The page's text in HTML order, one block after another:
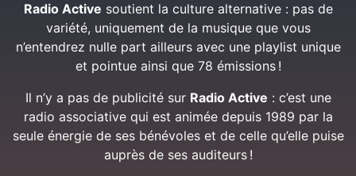
Radio Active soutient la culture alternative : pas de
variété, uniquement de la musique que vous
n’entendrez nulle part ailleurs avec une playlist unique
et pointue ainsi que 78 émissions !
Il n’y a pas de publicité sur Radio Active : c’est une
radio associative qui est animée depuis 1989 par la
seule énergie de ses bénévoles et de celle qu’elle puise
auprès de ses auditeurs !